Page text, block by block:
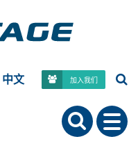
中文 加入我们